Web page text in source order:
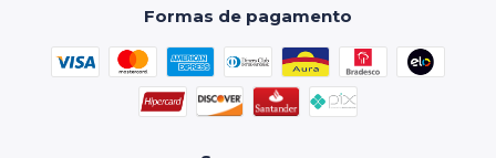
Formas de pagamento